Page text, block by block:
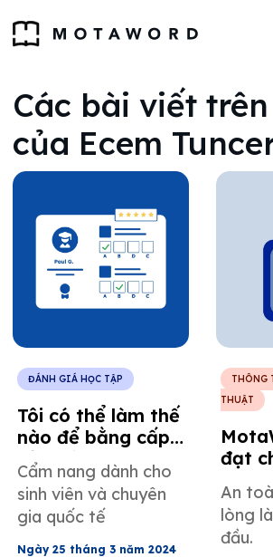
Các bài viết
của Ecem
ĐÁNH GIÁ HỌC TẬP
Tôi có thể làm thế
nào để bằng cấp
của mình được
công nhận tại
Hoa Kỳ?
Cẩm nang dành cho
sinh viên và chuyên
gia quốc tế
Ngày 25 tháng 3 năm 2024
THÔNG
THUẬT
đạt
tuân
An
lòng
đầu.